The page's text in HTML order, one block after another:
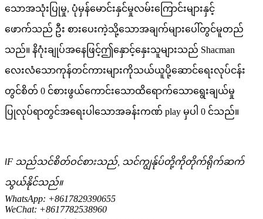
သောအသုံးပြုမှု, ပုံမှန်မောင်းနှင်မှုလမ်းကြောင်းများနှင့်
ဖောက်သည် ဦး စားပေးကဲ့သို့သောအချက်များပေါ်တွင်မူတည်
သည်။ နိဂုံးချုပ်အနေဖြင့်ဤနှောင့်နှေးသူများသည် Shacman
လေးလံသောကုန်တင်ကားများကိုသယ်ယူပို့ဆောင်ရေးလုပ်ငန်း
တွင်စိတ် 0 င်စားဖွယ်ကောင်းသောထိရောက်သောရွေးချယ်မှု
ပြုလုပ်ရာတွင်အရေးပါသောအခန်းကဏ် play မှပါ 0 င်သည်။
IF သည်သင်စိတ်ဝင်စားသည်, သင်ကျွန်ုပ်တို့ကိုတိုက်ရိုက်ဆက်
သွယ်နိုင်သည်။
WhatsApp: +8617829390655
WeChat: +8617782538960